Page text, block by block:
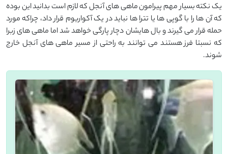
یک نکته بسیار مهم پیرامون ماهی های آنجل که لازم است بدانید این بوده
که آن ها را با گوپی ها یا تترا ها نباید در یک آکواریوم قرار داد، چراکه مورد
حمله قرار می گیرند و بال هایشان دچار پارگی خواهد شد اما ماهی های زبرا
که نسبتا فرز هستند می توانند به راحتی از مسیر ماهی های آنجل خارج
شوند.